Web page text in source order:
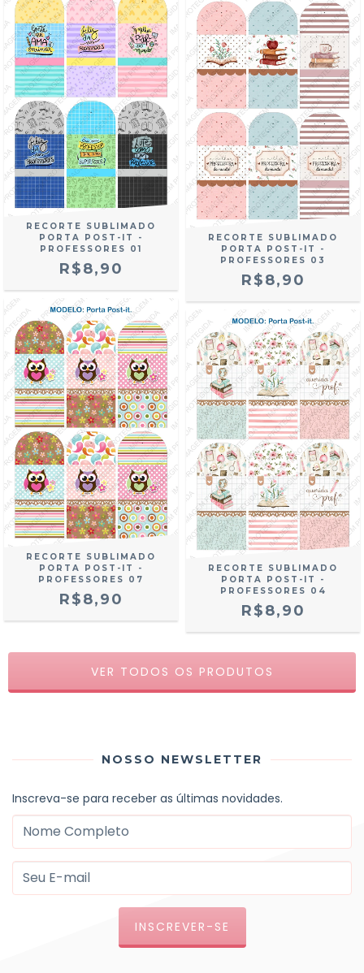
RECORTE SUBLIMADO
PORTA POST-IT -
PROFESSORES 01
R$8,90
RECORTE SUBLIMADO
PORTA POST-IT -
PROFESSORES 03
R$8,90
RECORTE SUBLIMADO
PORTA POST-IT -
PROFESSORES 07
R$8,90
RECORTE SUBLIMADO
PORTA POST-IT -
PROFESSORES 04
R$8,90
VER TODOS OS PRODUTOS
NOSSO NEWSLETTER
Inscreva-se para receber as últimas novidades.